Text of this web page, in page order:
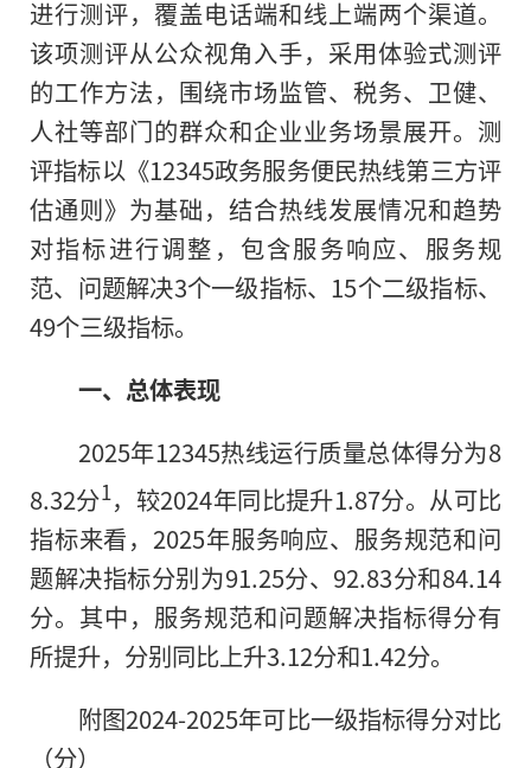
进行测评，覆盖电话端和线上端两个渠道。
该项测评从公众视角入手，采用体验式测评
的工作方法，围绕市场监管、税务、卫健、
人社等部门的群众和企业业务场景展开。测
评指标以《12345政务服务便民热线第三方评
估通则》为基础，结合热线发展情况和趋势
对指标进行调整，包含服务响应、服务规
范、问题解决3个一级指标、15个二级指标、
49个三级指标。
一、总体表现
2025年12345热线运行质量总体得分为8
8.32分1，较2024年同比提升1.87分。从可比
指标来看，2025年服务响应、服务规范和问
题解决指标分别为91.25分、92.83分和84.14
分。其中，服务规范和问题解决指标得分有
所提升，分别同比上升3.12分和1.42分。
附图2024-2025年可比一级指标得分对比
（分）